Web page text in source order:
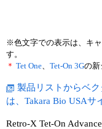
※色文字での表示は、キ
す。
＊ Tet One Tet-On 3Gの新
製品リストからベ
は、Takara Bio USAサ
Retro-X Tet-On